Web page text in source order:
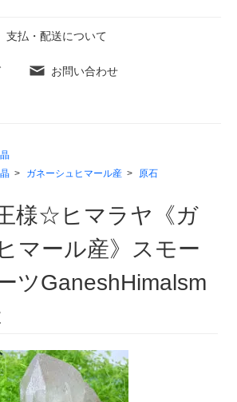
支払・配送について
お問い合わせ
> ガネーシュヒマール産 > 原石
様☆ヒマラヤ《ガ
マール産》スモー
ツGaneshHimalsm